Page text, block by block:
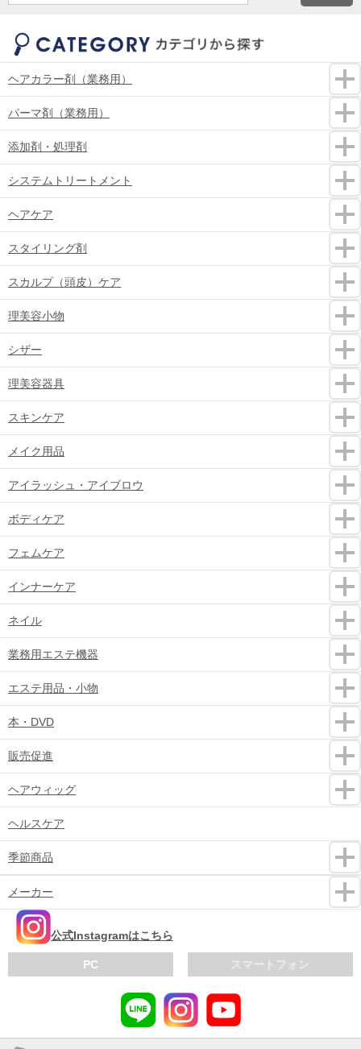
ヘアカラー剤（業務用）
パーマ剤（業務用）
添加剤・処理剤
システムトリートメント
ヘアケア
スタイリング剤
スカルプ（頭皮）ケア
理美容小物
シザー
理美容器具
スキンケア
メイク用品
アイラッシュ・アイブロウ
ボディケア
フェムケア
インナーケア
ネイル
業務用エステ機器
エステ用品・小物
本・DVD
販売促進
ヘアウィッグ
ヘルスケア
季節商品
メーカー
公式Instagramはこちら
スマートフォン
PC